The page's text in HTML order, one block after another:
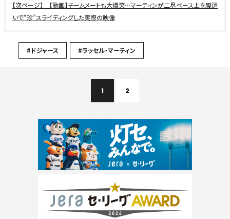
【動画】チームメートも大爆笑…マーティンが二塁ベース上を腹這
いで“珍”スライディングした実際の映像
#ドジャース #ラッセル・マーティン
1 2